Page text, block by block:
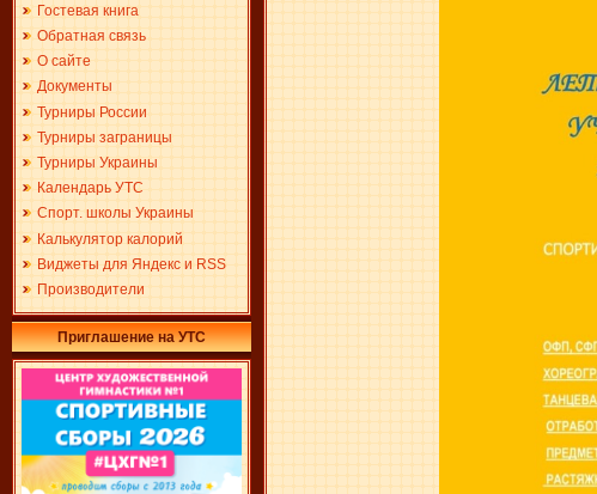
Гостевая книга
Обратная связь
О сайте
Документы
Турниры России
Турниры заграницы
Турниры Украины
Календарь УТС
Спорт. школы Украины
Калькулятор калорий
Виджеты для Яндекс и RSS
Производители
Приглашение на УТС